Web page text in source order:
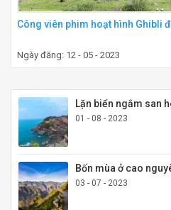
Công viên phim hoạt hình Ghibli
Ngày đăng: 12 - 05 - 2023
Lặn biển ngắm san
01 - 08 - 2023
Bốn mùa ở cao
03 - 07 - 2023